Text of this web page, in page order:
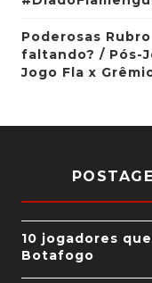
Poderosas
faltando? / Pós-
Jogo Fla x
10 jogadores
Botafogo